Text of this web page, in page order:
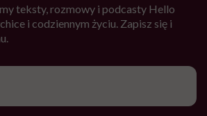
teksty, rozmowy i podcasty Hello
i codziennym życiu. Zapisz się i